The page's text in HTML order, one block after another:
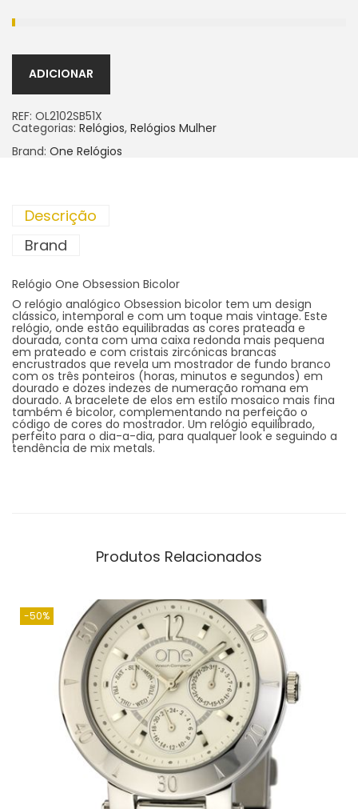
ADICIONAR
REF: OL2102SB51X
Categorias: Relógios, Relógios Mulher
Brand: One Relógios
Descrição
Brand
Relógio One Obsession Bicolor
O relógio analógico Obsession bicolor tem um design
clássico, intemporal e com um toque mais vintage. Este
relógio, onde estão equilibradas as cores prateada e
dourada, conta com uma caixa redonda mais pequena
em prateado e com cristais zircónicas brancas
encrustrados que revela um mostrador de fundo branco
com os três ponteiros (horas, minutos e segundos) em
dourado e dozes indezes de numeração romana em
dourado. A bracelete de elos em estilo mosaico mais fina
também é bicolor, complementando na perfeição o
código de cores do mostrador. Um relógio equilibrado,
perfeito para o dia-a-dia, para qualquer look e seguindo a
tendência de mix metals.
Produtos Relacionados
-50%